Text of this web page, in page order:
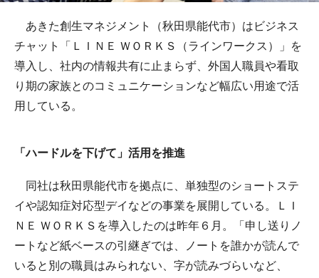
あきた創生マネジメント（秋田県能代市）はビジネス
チャット「ＬＩＮＥ ＷＯＲＫＳ（ラインワークス）」を
導入し、社内の情報共有に止まらず、外国人職員や看取
り期の家族とのコミュニケーションなど幅広い用途で活
用している。
「ハードルを下げて」活用を推進
同社は秋田県能代市を拠点に、単独型のショートステ
イや認知症対応型デイなどの事業を展開している。ＬＩ
ＮＥ ＷＯＲＫＳを導入したのは昨年６月。「申し送りノ
ートなど紙ベースの引継ぎでは、ノートを誰かが読んで
いると別の職員はみられない、字が読みづらいなど、